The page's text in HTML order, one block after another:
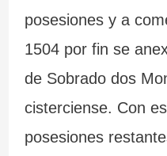
posesiones y a
1504 por fin se
de Sobrado dos
cisterciense. Con
posesiones